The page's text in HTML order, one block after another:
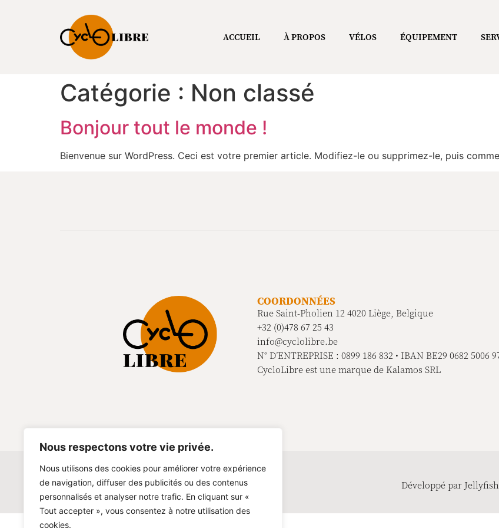
Nous respectons votre vie privée.
Nous utilisons des cookies pour améliorer votre expérience
de navigation, diffuser des publicités ou des contenus
personnalisés et analyser notre trafic. En cliquant sur «
Tout accepter », vous consentez à notre utilisation des
cookies.
ACCUEIL À PROPOS VÉLOS ÉQUIPEMENT
Catégorie : Non classé
Bonjour tout le monde !
Bienvenue sur WordPress. Ceci est votre premier article. Modifiez-le ou supprimez-le, puis
COORDONNÉES
Rue Saint-Pholien 12 4020 Liège, Belgique
+32 (0)478 67 25 43
info@cyclolibre.be
N° D’ENTREPRISE : 0899 186 832 • IBAN BE29 0682 5006
CycloLibre est une marque de Kalamos SRL
Conditions généralesPolitique de confidentialité Développé par